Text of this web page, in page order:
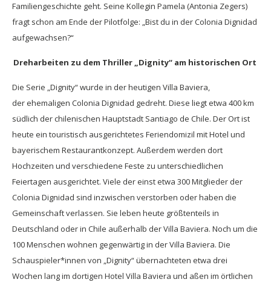
Familiengeschichte geht. Seine Kollegin Pamela (Antonia Zegers)
fragt schon am Ende der Pilotfolge: „Bist du in der Colonia Dignidad
aufgewachsen?“
Dreharbeiten zu dem Thriller „Dignity“ am historischen Ort
Die Serie „Dignity“ wurde in der heutigen Villa Baviera,
der ehemaligen Colonia Dignidad gedreht. Diese liegt etwa 400 km
südlich der chilenischen Hauptstadt Santiago de Chile. Der Ort ist
heute ein touristisch ausgerichtetes Feriendomizil mit Hotel und
bayerischem Restaurantkonzept. Außerdem werden dort
Hochzeiten und verschiedene Feste zu unterschiedlichen
Feiertagen ausgerichtet. Viele der einst etwa 300 Mitglieder der
Colonia Dignidad sind inzwischen verstorben oder haben die
Gemeinschaft verlassen. Sie leben heute größtenteils in
Deutschland oder in Chile außerhalb der Villa Baviera. Noch um die
100 Menschen wohnen gegenwärtig in der Villa Baviera. Die
Schauspieler*innen von „Dignity“ übernachteten etwa drei
Wochen lang im dortigen Hotel Villa Baviera und aßen im örtlichen